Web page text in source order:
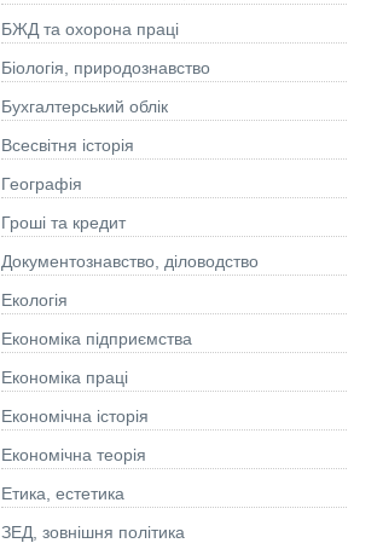
БЖД та охорона праці
Біологія, природознавство
Бухгалтерський облік
Всесвітня історія
Географія
Гроші та кредит
Документознавство, діловодство
Екологія
Економіка підприємства
Економіка праці
Економічна історія
Економічна теорія
Етика, естетика
ЗЕД, зовнішня політика